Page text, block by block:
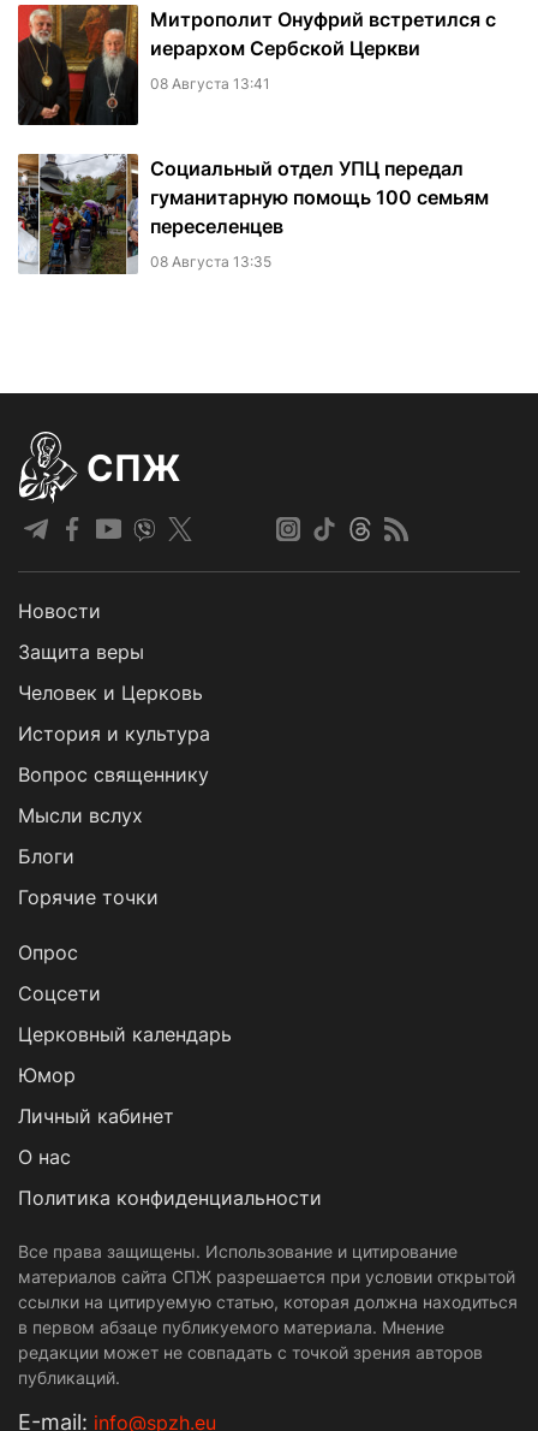
Митрополит Онуфрий встретился с
иерархом Сербской Церкви
08 Августа 13:41
Социальный отдел УПЦ передал
гуманитарную помощь 100 семьям
переселенцев
08 Августа 13:35
СПЖ
Новости
Защита веры
Человек и Церковь
История и культура
Вопрос священнику
Мысли вслух
Блоги
Горячие точки
Опрос
Cоцсети
Церковный календарь
Юмор
Личный кабинет
О нас
Политика конфиденциальности
Все права защищены. Использование и цитирование
материалов сайта СПЖ разрешается при условии открытой
ссылки на цитируемую статью, которая должна находиться
в первом абзаце публикуемого материала. Мнение
редакции может не совпадать с точкой зрения авторов
публикаций.
Е-mail: info@spzh.eu